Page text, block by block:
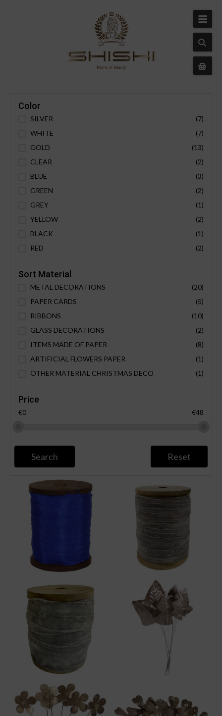
Color
SILVER
(7)
WHITE
(7)
GOLD
(13)
CLEAR
(2)
BLUE
(3)
GREEN
(2)
GREY
(1)
YELLOW
(2)
BLACK
(1)
RED
(2)
Sort Material
METAL DECORATIONS
(20)
PAPER CARDS
(5)
RIBBONS
(10)
GLASS DECORATIONS
(2)
ITEMS MADE OF PAPER
(8)
ARTIFICIAL FLOWERS PAPER
(1)
OTHER MATERIAL CHRISTMAS DECO
(1)
Price
€0 €48
Search Reset